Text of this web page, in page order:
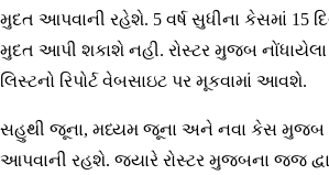
મુદત આપવાની રહેશે. 5 વર્ષ સુધીના કેસમાં 15
મુદત આપી શકાશે નહી. રોસ્ટર મુજબ
લિસ્ટનો રિપોર્ટ વેબસાઇટ પર મૂકવામાં આવશે.
સહુથી જૂના, મધ્યમ જૂના અને નવા કેસ મુજબ
આપવાની રહશે. જ્યારે રોસ્ટર મુજબના જજ